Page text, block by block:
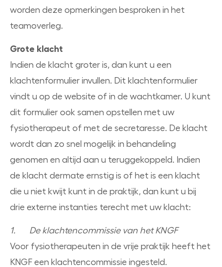
worden deze opmerkingen besproken in het
teamoverleg.
Grote klacht
Indien de klacht groter is, dan kunt u een
klachtenformulier invullen. Dit klachtenformulier
vindt u op de website of in de wachtkamer. U kunt
dit formulier ook samen opstellen met uw
fysiotherapeut of met de secretaresse. De klacht
wordt dan zo snel mogelijk in behandeling
genomen en altijd aan u teruggekoppeld. Indien
de klacht dermate ernstig is of het is een klacht
die u niet kwijt kunt in de praktijk, dan kunt u bij
drie externe instanties terecht met uw klacht:
1. De klachtencommissie van het KNGF
Voor fysiotherapeuten in de vrije praktijk heeft het
KNGF een klachtencommissie ingesteld.